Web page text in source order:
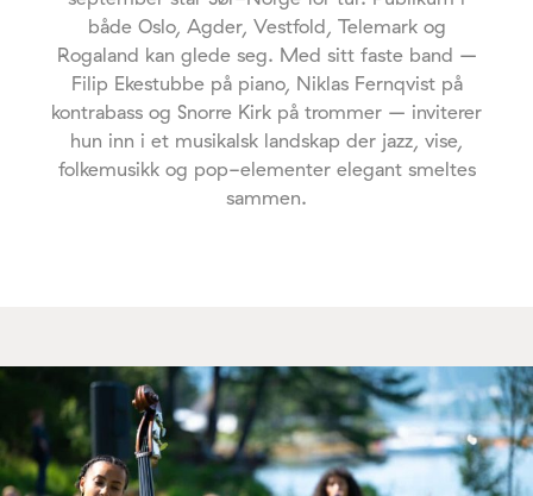
både Oslo, Agder, Vestfold, Telemark og
Rogaland kan glede seg. Med sitt faste band –
Filip Ekestubbe på piano, Niklas Fernqvist på
kontrabass og Snorre Kirk på trommer – inviterer
hun inn i et musikalsk landskap der jazz, vise,
folkemusikk og pop-elementer elegant smeltes
sammen.